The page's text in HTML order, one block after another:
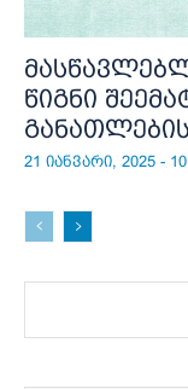
წიგნი
21 იანვარი, 2025 -